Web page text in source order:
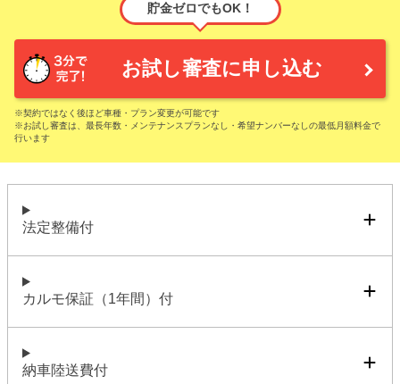
貯金ゼロでもOK！
お試し審査に申し込む
※契約ではなく後ほど車種・プラン変更が可能です
※お試し審査は、最長年数・メンテナンスプランなし・希望ナンバーなしの最低月額料金で
行います
法定整備付
カルモ保証（1年間）付
納車陸送費付